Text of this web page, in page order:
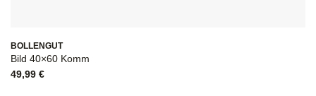
BOLLENGUT
Bild 40×60 Komm
49,99 €